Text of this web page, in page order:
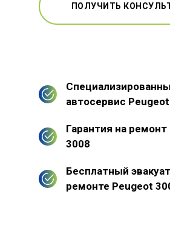
ПОЛУЧИТЬ
автосервис Peugeot
Гарантия на
3008
Бесплатный
ремонте Peugeot